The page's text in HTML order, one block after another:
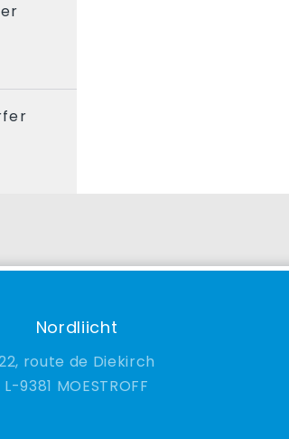
Nordliicht
route de Diekirch
9381 MOESTROFF